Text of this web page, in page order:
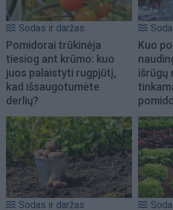
Sodas ir daržas
Pomidorai trūkinėja
tiesiog ant krūmo: kuo
juos palaistyti rugpjūtį,
kad išsaugotumėte
derlių?
Kuo
išrūgų
Sodas ir daržas